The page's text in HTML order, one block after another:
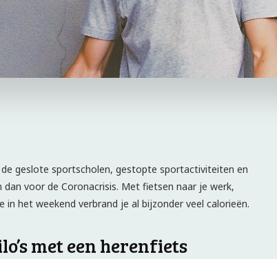
geslote sportscholen, gestopte sportactiviteiten en
voor de Coronacrisis. Met fietsen naar je werk,
het weekend verbrand je al bijzonder veel calorieën.
met een herenfiets